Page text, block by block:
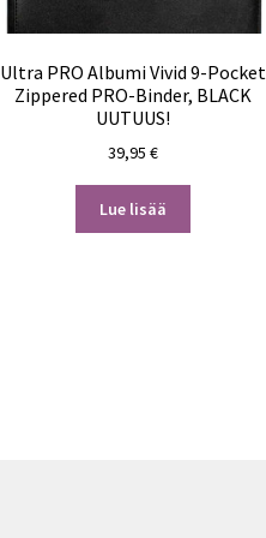
Ultra PRO Albumi Vivid 9-Pocket
Zippered PRO-Binder, BLACK
UUTUUS!
39,95€
Lue lisää